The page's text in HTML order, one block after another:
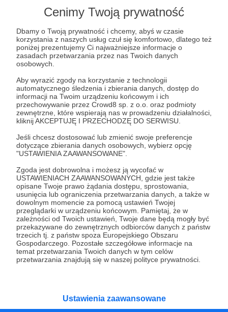
Cenimy Twoją prywatność
Dbamy o Twoją prywatność i chcemy, abyś w czasie
korzystania z naszych usług czuł się komfortowo, dlatego też
poniżej prezentujemy Ci najważniejsze informacje o
zasadach przetwarzania przez nas Twoich danych
osobowych.
Aby wyrazić zgody na korzystanie z technologii
automatycznego śledzenia i zbierania danych, dostęp do
informacji na Twoim urządzeniu końcowym i ich
przechowywanie przez Crowd8 sp. z o.o. oraz podmioty
zewnętrzne, które wspierają nas w prowadzeniu działalności,
kliknij AKCEPTUJĘ I PRZECHODZĘ DO SERWISU.
Jeśli chcesz dostosować lub zmienić swoje preferencje
dotyczące zbierania danych osobowych, wybierz opcję
"USTAWIENIA ZAAWANSOWANE".
Zgoda jest dobrowolna i możesz ją wycofać w
USTAWIENIACH ZAAWANSOWANYCH, gdzie jest także
opisane Twoje prawo żądania dostępu, sprostowania,
usunięcia lub ograniczenia przetwarzania danych, a także w
dowolnym momencie za pomocą ustawień Twojej
przeglądarki w urządzeniu końcowym. Pamiętaj, że w
zależności od Twoich ustawień, Twoje dane będą mogły być
przekazywane do zewnętrznych odbiorców danych z państw
trzecich tj. z państw spoza Europejskiego Obszaru
Gospodarczego. Pozostałe szczegółowe informacje na
temat przetwarzania Twoich danych w tym celów
przetwarzania znajdują się w naszej polityce prywatności.
Ustawienia zaawansowane
Zagrożenia
możliwości zwalczania ukraińskich F-16? Czy armia putina
ma jakieś inne asy w rękawie? Czego najbardziej muszą się
obawiać Ukraińcy?
F-16 dla Ukrainy Iskander S-400 +5
15.04.2024 ● Brak komentarzy
Rydz...
Za mało, za stare, za późno; tak można by podsumować
projekt „F-16 dla Ukrainy”. Ale lepszy rydz niż nic…
F-16 dla Ukrainy Holandia